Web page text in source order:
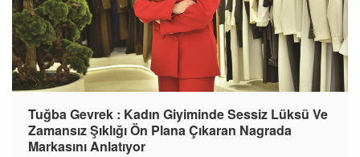
Tuğba Gevrek : Kadın Giyiminde Sessiz Lüksü Ve
Zamansız Şıklığı Ön Plana Çıkaran Nagrada
Markasını Anlatıyor